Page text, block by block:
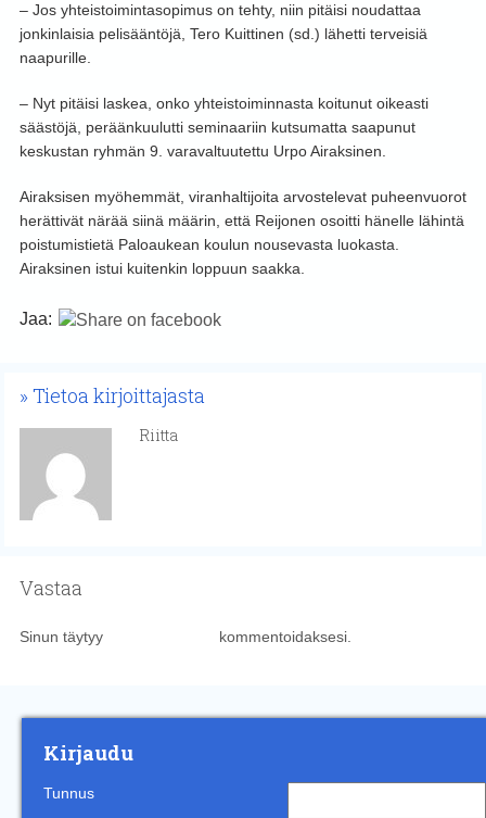
– Jos yhteistoimintasopimus on tehty, niin pitäisi noudattaa
jonkinlaisia pelisääntöjä, Tero Kuittinen (sd.) lähetti terveisiä
naapurille.
– Nyt pitäisi laskea, onko yhteistoiminnasta koitunut oikeasti
säästöjä, peräänkuulutti seminaariin kutsumatta saapunut
keskustan ryhmän 9. varavaltuutettu Urpo Airaksinen.
Airaksisen myöhemmät, viranhaltijoita arvostelevat puheenvuorot
herättivät närää siinä määrin, että Reijonen osoitti hänelle lähintä
poistumistietä Paloaukean koulun nousevasta luokasta.
Airaksinen istui kuitenkin loppuun saakka.
Jaa:
Tietoa kirjoittajasta
Riitta
Vastaa
Sinun täytyy kommentoidaksesi.
Kirjaudu
Tunnus